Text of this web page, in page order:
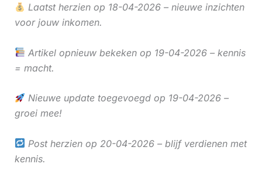
Laatst herzien op 18-04-2026 – nieuwe inzichten
voor jouw inkomen.
Artikel opnieuw bekeken op 19-04-2026 – kennis
= macht.
Nieuwe update toegevoegd op 19-04-2026 –
groei mee!
Post herzien op 20-04-2026 – blijf verdienen met
kennis.